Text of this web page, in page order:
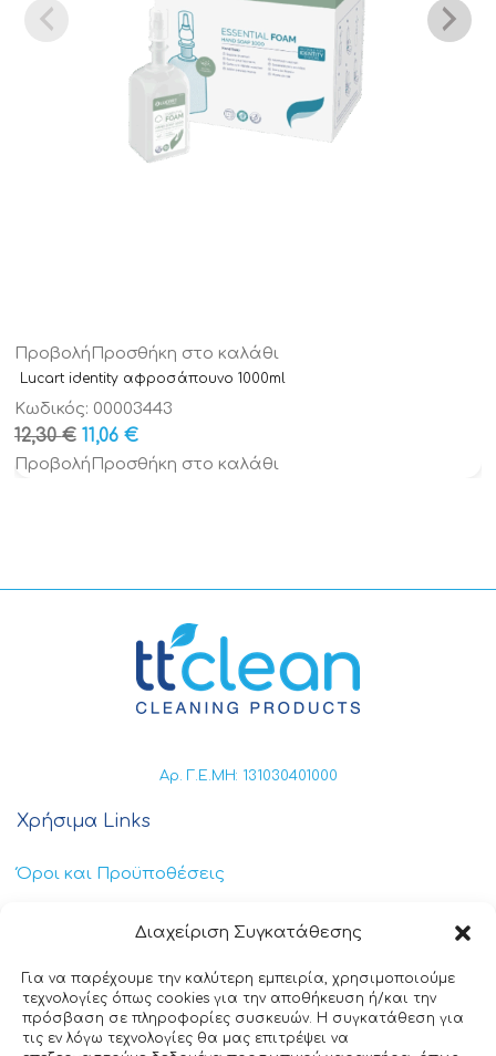
Διαχείριση Συγκατάθεσης
Για να παρέχουμε την καλύτερη εμπειρία, χρησιμοποιούμε
τεχνολογίες όπως cookies για την αποθήκευση ή/και την
πρόσβαση σε πληροφορίες συσκευών. Η συγκατάθεση για
τις εν λόγω τεχνολογίες θα μας επιτρέψει να
Προβολή Προσθήκη στο καλάθι
Lucart identity αφροσάπουνο 1000ml
Κωδικός: 00003443
12,30€ Original
Τιμή
was:
11,06 €Η
τρέχουσα
τιμή
Προβολή Προσθήκη στο καλάθι
Αρ. Γ.Ε.ΜΗ: 131030401000
Χρήσιμα Links
Όροι και Προϋποθέσεις
Πολιτική Απορρήτου
Πολιτική Cookies
Επικοινωνία